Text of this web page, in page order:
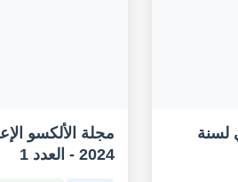
لسنة
مجلة الألكسو
2024 - العدد 1